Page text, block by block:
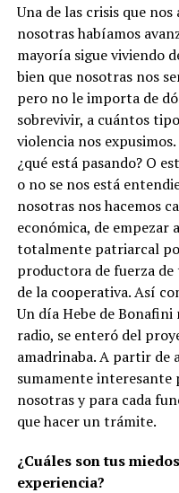
Una de las crisis que
nosotras habíamos
mayoría sigue viviendo
bien que nosotras nos
pero no le importa de
sobrevivir, a cuántos
violencia nos
¿qué está pasando? O
o no se nos está
nosotras nos hacemos
económica, de empezar
totalmente patriarcal
productora de fuerza
de la cooperativa. Así
Un día Hebe de
radio, se enteró del
amadrinaba. A partir de
sumamente interesante
nosotras y para cada
que hacer un trámite.
¿Cuáles son tus
experiencia?